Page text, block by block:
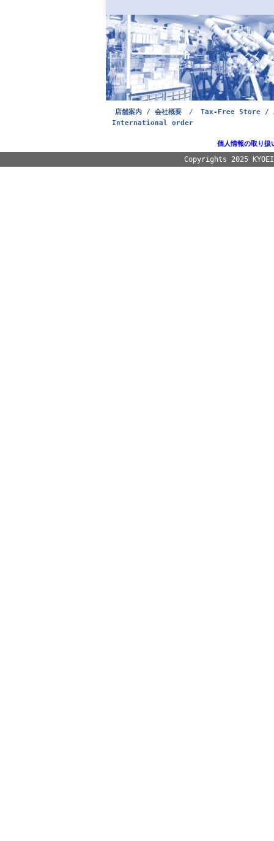
店舗案内 / 会社概要 /
Tax-Free Store /
International order
個人情報の取り扱
Copyrights 2025